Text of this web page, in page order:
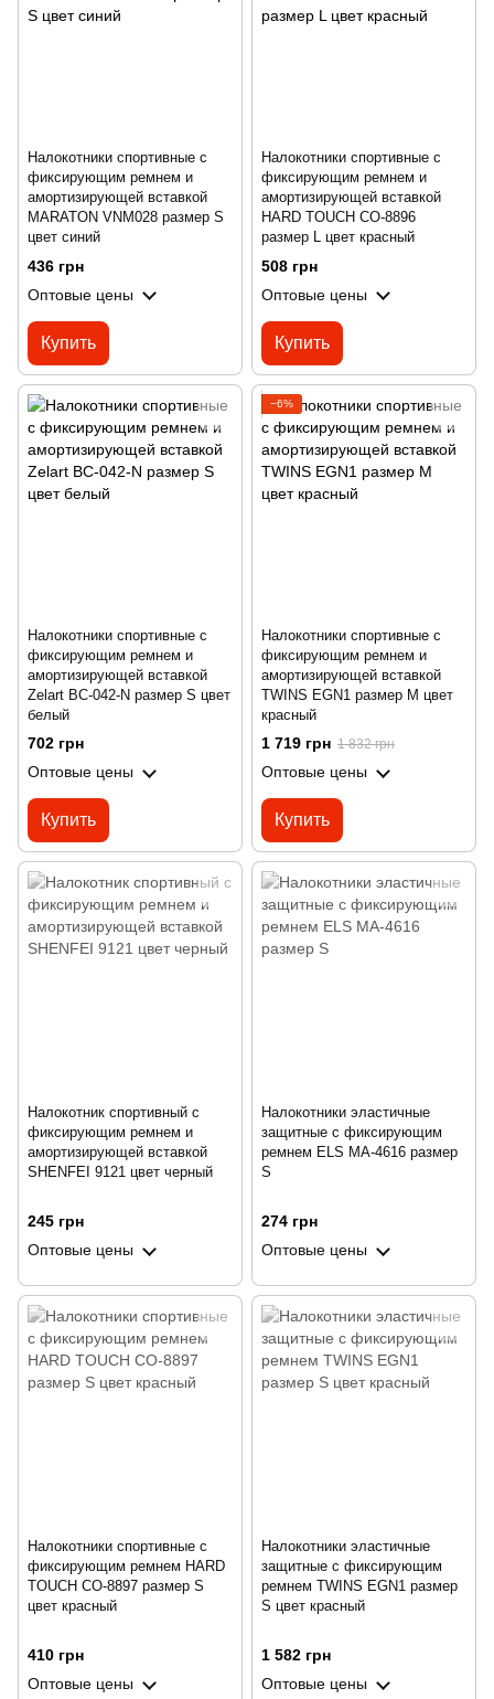
Налокотники спортивные с
фиксирующим ремнем и
амортизирующей вставкой
MARATON VNM028 размер S
цвет синий
436 грн
Оптовые цены
Купить
Налокотники спортивные с
фиксирующим ремнем и
амортизирующей вставкой
HARD TOUCH CO-8896
размер L цвет красный
508 грн
Оптовые цены
Купить
Налокотники спортивные с
фиксирующим ремнем и
амортизирующей вставкой
Zelart BC-042-N размер S цвет
белый
702 грн
Оптовые цены
Купить
−6%
Налокотники спортивные с
фиксирующим ремнем и
амортизирующей вставкой
TWINS EGN1 размер M цвет
красный
1 719 грн 1 832 грн
Оптовые цены
Купить
Налокотник спортивный с
фиксирующим ремнем и
амортизирующей вставкой
SHENFEI 9121 цвет черный
245 грн
Оптовые цены
Налокотники эластичные
защитные с фиксирующим
ремнем ELS MA-4616 размер
S
274 грн
Оптовые цены
Налокотники спортивные с
фиксирующим ремнем HARD
TOUCH CO-8897 размер S
цвет красный
410 грн
Оптовые цены
Налокотники эластичные
защитные с фиксирующим
ремнем TWINS EGN1 размер
S цвет красный
1 582 грн
Оптовые цены